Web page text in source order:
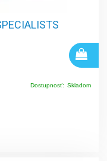
Dostupnosť: Skladom